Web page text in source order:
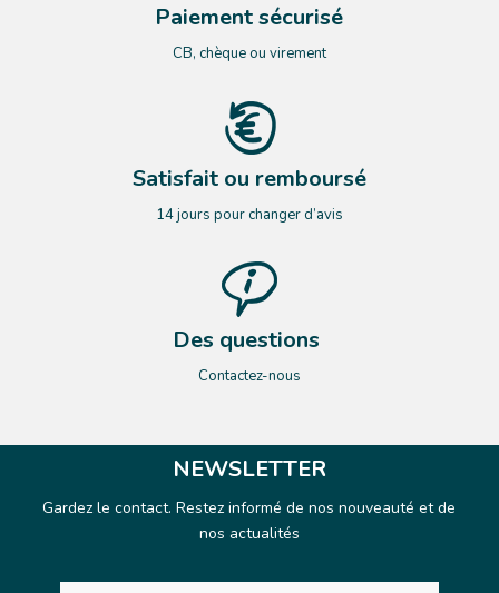
Paiement sécurisé
CB, chèque ou virement
Satisfait ou remboursé
14 jours pour changer d’avis
Des questions
Contactez-nous
NEWSLETTER
Gardez le contact. Restez informé de nos nouveauté et de
nos actualités